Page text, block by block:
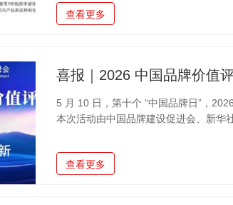
研发团队以及严苛的生产标准，为产
查看更多
5 月 10 日，第十个 “中国品牌日”，
本次活动由中国品牌建设促进会、新华
（股票代码：605016）凭借深厚的品
榜单，品牌价值持续攀升，彰显中国
查看更多